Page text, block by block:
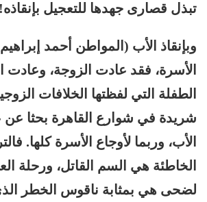
تبذل قصارى جهدها للتعجيل بإنقاذه!
وبإنقاذ الأب (المواطن أحمد
الأسرة، فقد عادت الزوجة، وعادت
الطفلة التي لفظتها الخلافات
شريدة في شوارع القاهرة بحثا عن
الأب، وربما لأوجاع الأسرة كلها.
الخاطئة هي السم القاتل، ورحلة
لضحى هي بمثابة ناقوس الخطر